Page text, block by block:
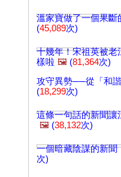
溫家寶做了一個果斷
(45,089次)
十幾年！宋祖英被老
樣啦 🖼️ (81,364次)
攻守異勢──從「和
(18,299次)
這條一句話的新聞讓
🖼️ (38,132次)
一個暗藏陰謀的新聞
次)